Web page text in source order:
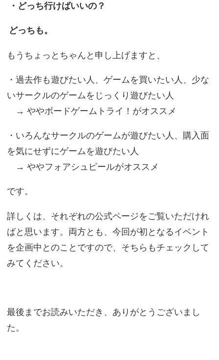
・どっち行けばいいの？
どっちも。
もうちょっとちゃんと申し上げますと、
・過去作も遊びたい人、ゲームを買いたい人、少な
いサークルのゲームをじっくり遊びたい人
→ ややボードゲームトライ！がオススメ
・いろんなサークルのゲームが遊びたい人、購入面
を気にせずにゲームを遊びたい人
→ ややフォアシュピールがオススメ
です。
詳しくは、それぞれの公式ページをご覧いただけれ
ばと思います。両方とも、今回が初となるイベント
を企画中とのことですので、そちらもチェックして
みてください。
最後までお読みいただき、ありがとうございまし
た。